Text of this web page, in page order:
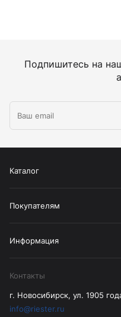
Подпишитесь на
Каталог
Покупателям
Информация
Контакты
г. Новосибирск, ул. 1905
info@riester.ru